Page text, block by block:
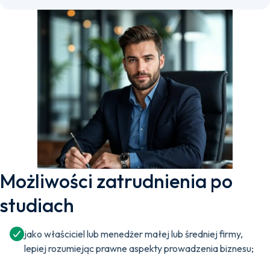
Możliwości zatrudnienia po
studiach
jako właściciel lub menedżer małej lub średniej firmy,
lepiej rozumiejąc prawne aspekty prowadzenia biznesu;